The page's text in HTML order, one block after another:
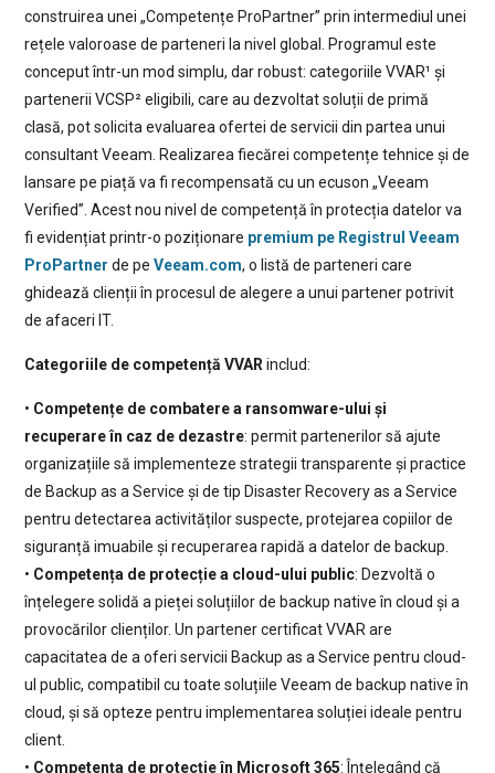
construirea unei „Competențe ProPartner” prin intermediul unei
rețele valoroase de parteneri la nivel global. Programul este
conceput într-un mod simplu, dar robust: categoriile VVAR¹ și
partenerii VCSP² eligibili, care au dezvoltat soluții de primă
clasă, pot solicita evaluarea ofertei de servicii din partea unui
consultant Veeam. Realizarea fiecărei competențe tehnice și de
lansare pe piață va fi recompensată cu un ecuson „Veeam
Verified”. Acest nou nivel de competență în protecția datelor va
fi evidențiat printr-o poziționare premium pe Registrul Veeam
ProPartner de pe Veeam.com, o listă de parteneri care
ghidează clienții în procesul de alegere a unui partener potrivit
de afaceri IT.
Categoriile de competență VVAR includ:
• Competențe de combatere a ransomware-ului și
recuperare în caz de dezastre: permit partenerilor să ajute
organizațiile să implementeze strategii transparente și practice
de Backup as a Service și de tip Disaster Recovery as a Service
pentru detectarea activităților suspecte, protejarea copiilor de
siguranță imuabile și recuperarea rapidă a datelor de backup.
• Competența de protecție a cloud-ului public: Dezvoltă o
înțelegere solidă a pieței soluțiilor de backup native în cloud și a
provocărilor clienților. Un partener certificat VVAR are
capacitatea de a oferi servicii Backup as a Service pentru cloud-
ul public, compatibil cu toate soluțiile Veeam de backup native în
cloud, și să opteze pentru implementarea soluției ideale pentru
client.
• Competența de protecție în Microsoft 365: Înțelegând că